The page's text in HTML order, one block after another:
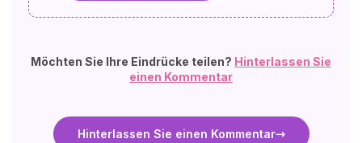
Möchten Sie Ihre Eindrücke teilen? Hinterlassen Sie
einen Kommentar
Hinterlassen Sie einen Kommentar